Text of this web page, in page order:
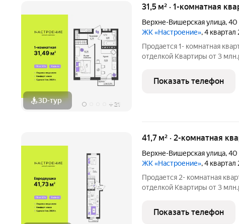
3D-тур + 21
31,5 м² · 1-комнатная
Верхне-Вишерская улица,40
ЖК «Настроение», 4
Продается 1- комнатная
отделкой Квартиры от 3 млн.руб. Сдача дома в этом
Настроение расположен в
Показать телефон
41,7 м² · 2-комнатная
Верхне-Вишерская улица,40
ЖК «Настроение», 4
Продается 2- комнатная
отделкой Квартиры от 3 млн.руб. Сдача дома в этом
Настроение расположен в
Показать телефон